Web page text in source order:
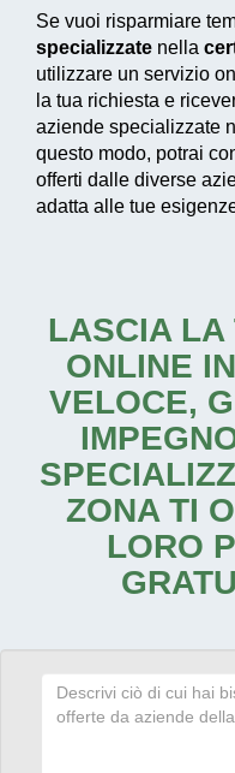
Se vuoi risparmiare
specializzate nella
utilizzare un servizio
la tua richiesta e
aziende specializzate
questo modo, potrai
offerti dalle diverse
adatta alle tue
LASCIA LA
ONLINE
VELOCE,
ZONA TI
LORO